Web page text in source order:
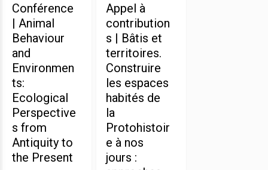
Conférence
| Animal
Behaviour
and
Environmen
ts:
Ecological
Perspective
s from
Antiquity to
the Present
Appel à
contribution
s | Bâtis et
territoires.
Construire
les espaces
habités de
la
Protohistoir
e à nos
jours :